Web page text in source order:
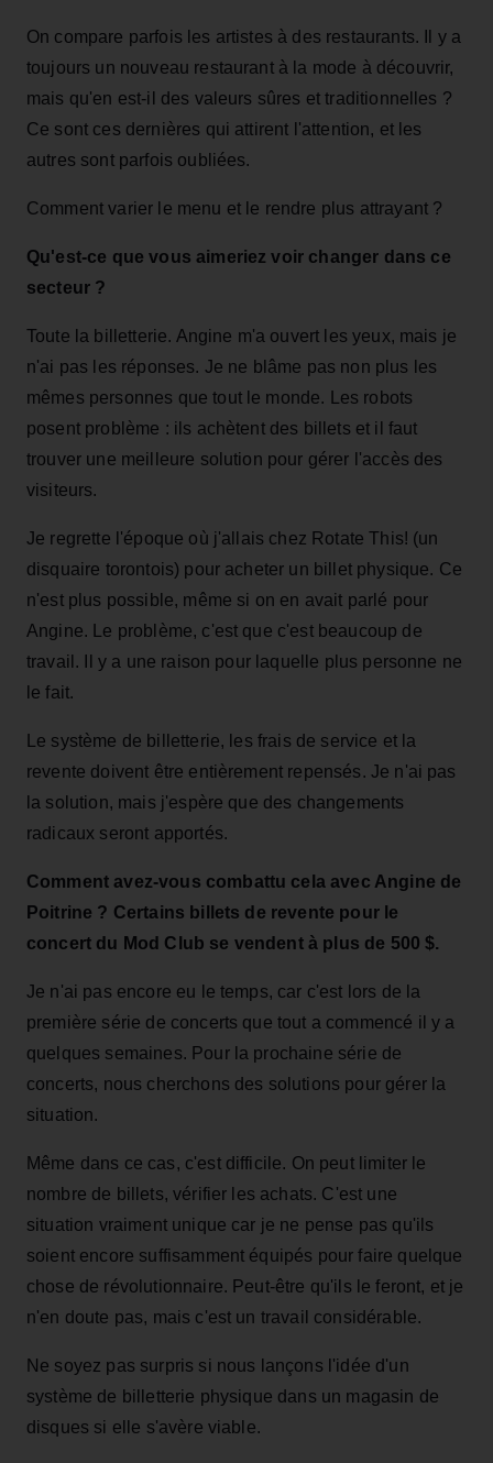
On compare parfois les artistes à des restaurants. Il y a
toujours un nouveau restaurant à la mode à découvrir,
mais qu'en est-il des valeurs sûres et traditionnelles ?
Ce sont ces dernières qui attirent l'attention, et les
autres sont parfois oubliées.
Comment varier le menu et le rendre plus attrayant ?
Qu'est-ce que vous aimeriez voir changer dans ce
secteur ?
Toute la billetterie. Angine m'a ouvert les yeux, mais je
n'ai pas les réponses. Je ne blâme pas non plus les
mêmes personnes que tout le monde. Les robots
posent problème : ils achètent des billets et il faut
trouver une meilleure solution pour gérer l'accès des
visiteurs.
Je regrette l'époque où j'allais chez Rotate This! (un
disquaire torontois) pour acheter un billet physique. Ce
n'est plus possible, même si on en avait parlé pour
Angine. Le problème, c'est que c'est beaucoup de
travail. Il y a une raison pour laquelle plus personne ne
le fait.
Le système de billetterie, les frais de service et la
revente doivent être entièrement repensés. Je n'ai pas
la solution, mais j'espère que des changements
radicaux seront apportés.
Comment avez-vous combattu cela avec Angine de
Poitrine ? Certains billets de revente pour le
concert du Mod Club se vendent à plus de 500 $.
Je n'ai pas encore eu le temps, car c'est lors de la
première série de concerts que tout a commencé il y a
quelques semaines. Pour la prochaine série de
concerts, nous cherchons des solutions pour gérer la
situation.
Même dans ce cas, c'est difficile. On peut limiter le
nombre de billets, vérifier les achats. C'est une
situation vraiment unique car je ne pense pas qu'ils
soient encore suffisamment équipés pour faire quelque
chose de révolutionnaire. Peut-être qu'ils le feront, et je
n'en doute pas, mais c'est un travail considérable.
Ne soyez pas surpris si nous lançons l'idée d'un
système de billetterie physique dans un magasin de
disques si elle s'avère viable.